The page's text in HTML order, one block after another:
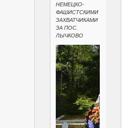
НЕМЕЦКО-
ФАШИСТСКИМИ
ЗАХВАТЧИКАМИ
ЗА ПОС.
ЛЫЧКОВО